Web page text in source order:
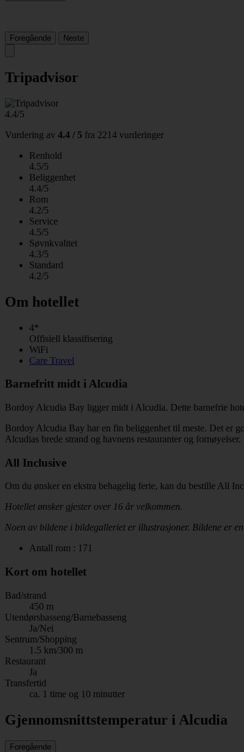
Foregående Neste
Tripadvisor
4.4/5
Vurdering av 4.4 / 5 fra 2214 vurderinger
Renhold
4.5/5
Beliggenhet
4.4/5
Rom
4.2/5
Service
4.5/5
Søvnkvalitet
4.3/5
Standard
4.2/5
Om hotellet
4*
Offisiell klassifisering
WiFi
Care Travel
Barnefritt midt i Alcudia
Bordoy Alcudia Bay ligger midt i Alcudia. Dette barnefrie
Bordoy Alcudia Bay har en fin beliggenhet til meste. Det er
Alcudias brede strand og havnens restauranter og fornøyelser.
All Inclusive
Om du ønsker en ekstra behagelig ferie, kan du bestille All
Hotellet ønsker gjester over 16 år velkommen.
Noen av bildene i bildegalleriet er illustrasjoner. Bildene er
Antall rom : 171
Kort om hotellet
Bad/strand
450 m
Utendørsbasseng/Barnebasseng
Ja/Nei
Sentrum/Shopping
1.5 km/300 m
Restaurant
Ja
Transfertid
ca. 1 time og 10 minutter
Gjennomsnittstemperatur i Alcudia
Foregående